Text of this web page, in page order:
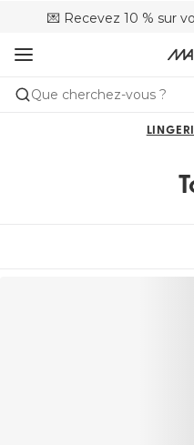
💌 Recevez 10 % sur
🚚 Livraison
🌍 Vendus dans
Que cherchez-vous ?